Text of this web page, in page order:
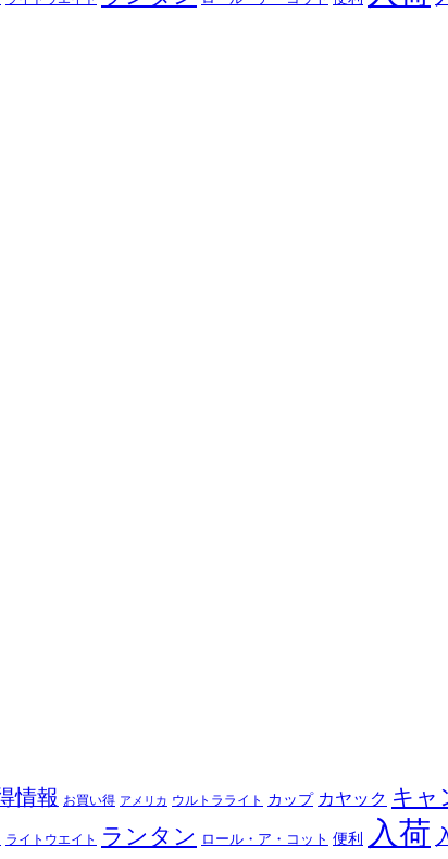
情報 お買い得 アメリカ ウルトラライト カップ カヤック キャ
ライトウエイト ランタン ロール・ア・コット 便利 入荷